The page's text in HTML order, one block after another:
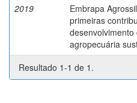
2019
Embrapa
primeiras
desenvolvimento
agropecuária
Resultado 1-1 de 1.